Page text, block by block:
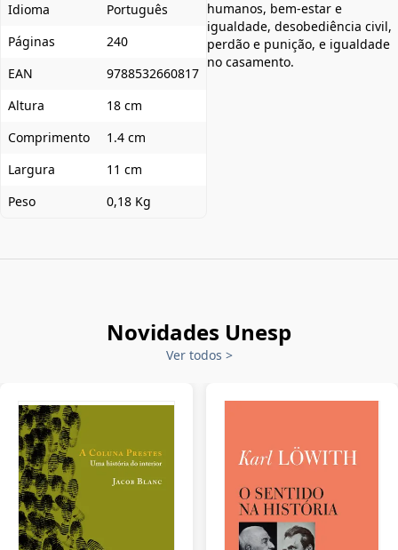
Idioma
Português
Páginas
240
EAN
9788532660817
Altura
18 cm
Comprimento
1.4 cm
Largura
11 cm
Peso
0,18 Kg
humanos, bem-estar e
igualdade, desobediência civil,
perdão e punição, e igualdade
no casamento.
Novidades Unesp
Ver todos >